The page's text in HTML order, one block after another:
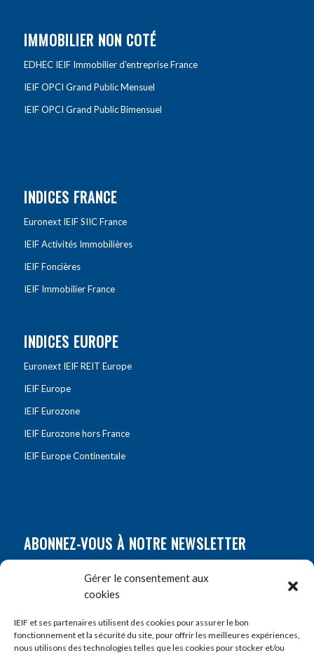
Gérer le consentement aux
cookies
IEIF et ses partenaires utilisent des cookies pour assurer le bon
fonctionnement et la sécurité du site, pour offrir les meilleures expériences,
nous utilisons des technologies telles que les cookies pour stocker et/ou
IMMOBILIER NON COTÉ
EDHEC IEIF Immobilier d’entreprise France
IEIF OPCI Grand Public Mensuel
IEIF OPCI Grand Public Bimensuel
INDICES FRANCE
Euronext IEIF SIIC France
IEIF Activités Immobilières
IEIF Foncières
IEIF Immobilier France
INDICES EUROPE
Euronext IEIF REIT Europe
IEIF Europe
IEIF Eurozone
IEIF Eurozone hors France
IEIF Europe Continentale
ABONNEZ-VOUS À NOTRE NEWSLETTER
Prénom*